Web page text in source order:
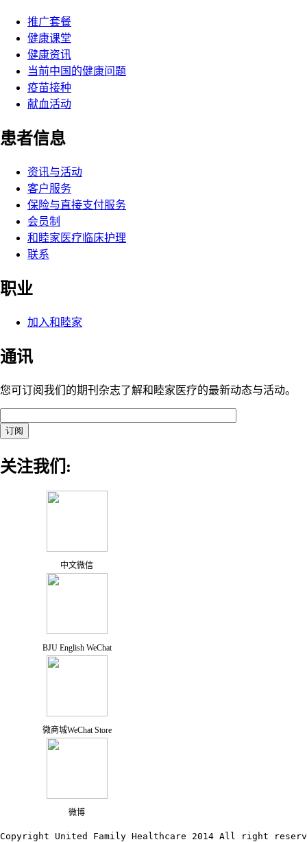
推广套餐
健康课堂
健康资讯
当前中国的健康问题
疫苗接种
献血活动
患者信息
资讯与活动
客户服务
保险与直接支付服务
会员制
和睦家医疗临床护理
联系
职业
加入和睦家
通讯
您可订阅我们的期刊杂志了解和睦家医疗的最新动态与活动。
关注我们:
中文微信
BJU English WeChat
微商城WeChat Store
微博
Copyright United Family Healthcare 2014 All right